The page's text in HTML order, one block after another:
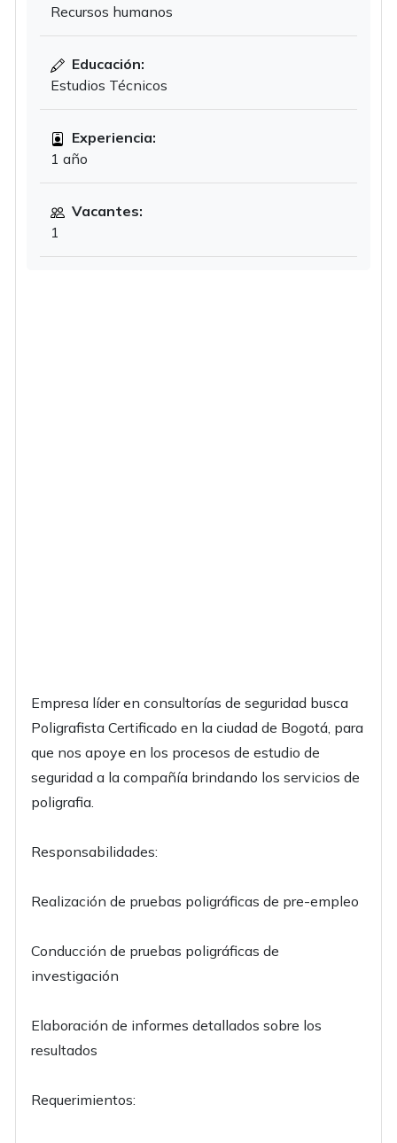
Recursos humanos
Educación:
Estudios Técnicos
Experiencia:
1 año
Vacantes:
1
Empresa líder en consultorías de seguridad busca
Poligrafista Certificado en la ciudad de Bogotá, para
que nos apoye en los procesos de estudio de
seguridad a la compañía brindando los servicios de
poligrafia.
Responsabilidades:
Realización de pruebas poligráficas de pre-empleo
Conducción de pruebas poligráficas de
investigación
Elaboración de informes detallados sobre los
resultados
Requerimientos: